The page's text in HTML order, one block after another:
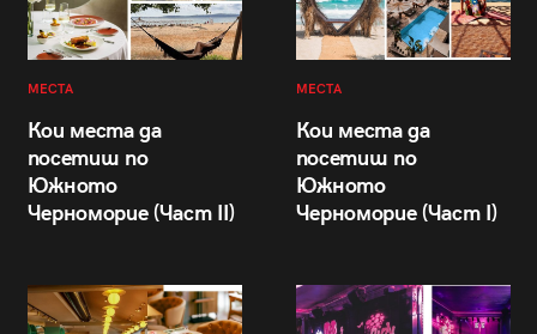
МЕСТА
Кои места да
посетиш по
Южното
Черноморие (Част II)
МЕСТА
Кои места да
посетиш по
Южното
Черноморие (Част I)